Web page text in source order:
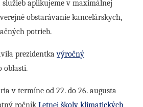
aplikujeme v maximálnej
obstarávanie kancelárskych,
potrieb.
prezidentkavýročný
oblasti.
v termíne od 22. do 26. augusta
ročníkLetnej školy klimatických